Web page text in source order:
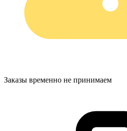
Заказы временно не принимаем